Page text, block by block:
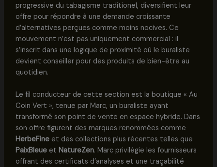
progressive du tabagisme traditionel, diversifient leur
offre pour répondre à une demande croissante
d’alternatives perçues comme moins nocives. Ce
mouvement n’est pas uniquement commercial : il
s’inscrit dans une logique de proximité où le buraliste
devient conseiller pour des produits de bien-être au
quotidien.
Le fil conducteur de cette section est la boutique « Au
Coin Vert », tenue par Marc, un buraliste ayant
transformé son point de vente en espace hybride. Dans
son offre figurent des marques renommées comme
HerbeFineet des collections plus récentes telles que
PaixBleueet NatureZen. Marc privilégie les fournisseurs
offrant des certificats d’analyses et une traçabilité